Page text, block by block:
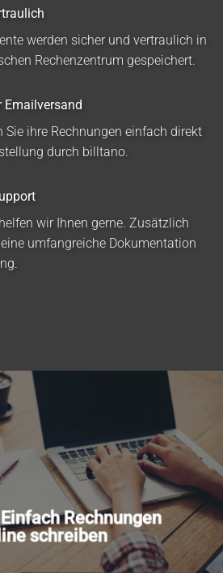
werden sicher und vertraulich in
Rechenzentrum gespeichert.
Emailversand
Sie ihre Rechnungen einfach direkt
durch billtano.
wir Ihnen gerne. Zusätzlich
umfangreiche Dokumentation
Rechnungen
schreiben